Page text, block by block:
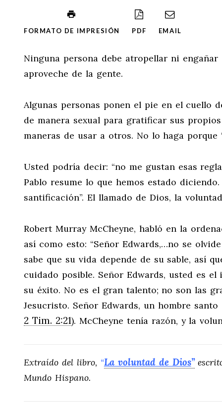
FORMATO DE IMPRESIÓN PDF EMAIL
Ninguna persona debe atropellar ni engañar
aproveche de la gente.
Algunas personas ponen el pie en el cuello
de manera sexual para gratificar sus
maneras de usar a otros. No lo haga porque
Usted podría decir: “no me gustan esas
Pablo resume lo que hemos estado
santificación”. El llamado de Dios, la
Robert Murray McCheyne, habló en la
así como esto: “Señor Edwards,…no se
sabe que su vida depende de su sable, así
cuidado posible. Señor Edwards, usted es
su éxito. No es el gran talento; no son las
Jesucristo. Señor Edwards, un hombre
2 Tim. 2:21). McCheyne tenía razón, y la
Extraído del libro, “La voluntad de Dios”
Mundo Hispano.